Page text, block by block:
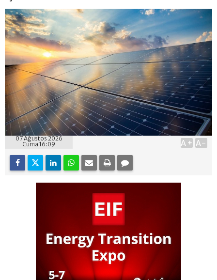
07 Ağustos 2026
Cuma 16:09
A+ A-